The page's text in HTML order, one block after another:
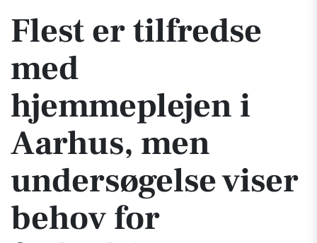
Flest er tilfredse
med
hjemmeplejen i
Aarhus, men
undersøgelse viser
behov for